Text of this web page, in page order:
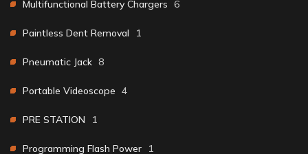
Multifunctional Battery Chargers 6
Paintless Dent Removal 1
Pneumatic Jack 8
Portable Videoscope 4
PRE STATION 1
Programming Flash Power 1